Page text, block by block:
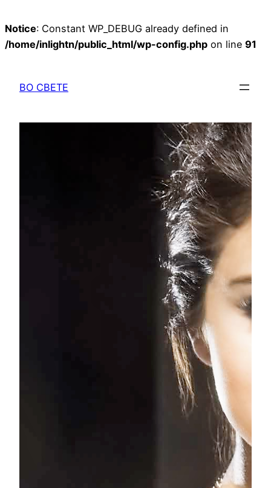
Notice: Constant WP_DEBUG already defined in
/home/inlightn/public_html/wp-config.php on line 91
содержимому
ВО СВЕТЕ